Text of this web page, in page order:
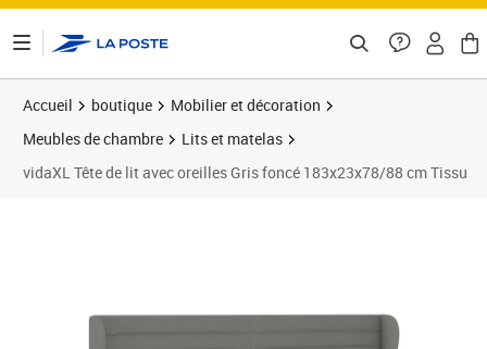
Accueil boutique
Mobilier et décoration
Meubles de chambre
Lits et matelas
vidaXL Tête de lit avec oreilles Gris foncé 183x23x78/88 cm Tissu